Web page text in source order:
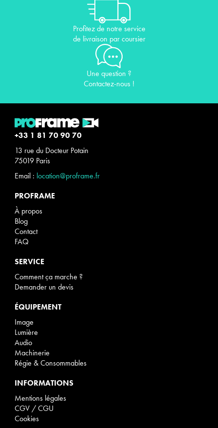
Profitez de notre service
de livraison par coursier
Une question ?
Contactez-nous !
+33 1 81 70 90 70
13 rue du Docteur Potain
75019 Paris
Email : location@proframe.fr
PROFRAME
À propos
Blog
Contact
FAQ
SERVICE
Comment ça marche ?
Demander un devis
ÉQUIPEMENT
Image
Lumière
Audio
Machinerie
Régie & Consommables
INFORMATIONS
Mentions légales
CGV / CGU
Cookies